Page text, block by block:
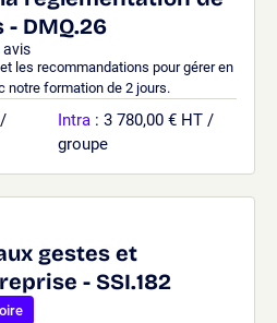
DMQ.26
avis
les recommandations pour gérer en
notre formation de 2 jours.
Intra : 3 780,00 € HT /
groupe
gestes et
- SSI.182